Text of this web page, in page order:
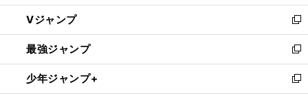
ウ
ィ
ン
ド
ウ
で
開
し
い
ウ
ィ
ン
ド
ウ
Vジャンプ
新
し
い
ウ
ィ
ン
最強ジャンプ
新
し
い
ウ
少年ジャンプ+
新
し